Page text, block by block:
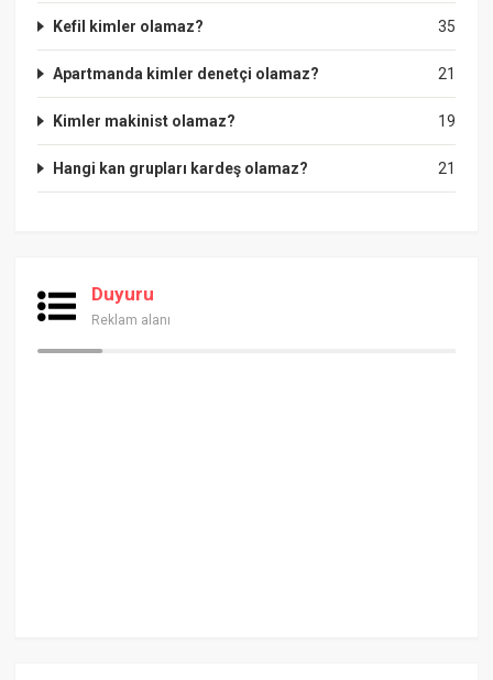
35
Kefil kimler olamaz?
21
Apartmanda kimler denetçi olamaz?
19
Kimler makinist olamaz?
21
Hangi kan grupları kardeş olamaz?
Duyuru
Reklam alanı